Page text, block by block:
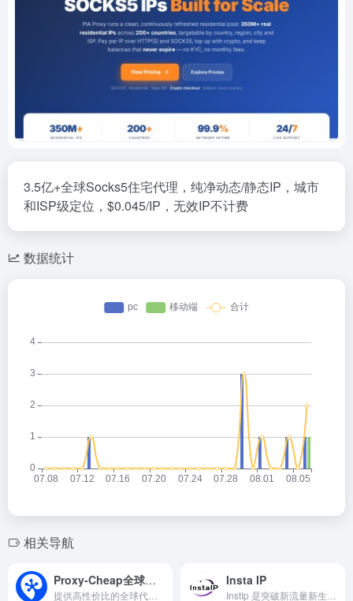
3.5亿+全球Socks5住宅代理，纯净动态/静态IP，城市
和ISP级定位，$0.045/IP，无效IP不计费
数据统计
相关导航
Proxy-Cheap全球代理IP平台 Insta IP